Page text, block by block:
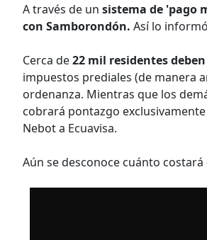
A través de un sistema de 'pago
con Samborondón. Así lo
Cerca de22 mil residentes
impuestos prediales (de manera
ordenanza. Mientras que los
cobrará pontazgo
Nebot a Ecuavisa.
Aún se desconoce cuánto